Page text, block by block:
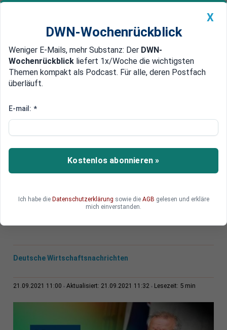
Newsticker MEIN DWN: Geldanlage Premium
Edelmetalle DWN-Magazin China
USA gegen China: Australien hat
nun einen hohen Preis
Australien hat sich früh dem amerikanischen
Handelskrieg gegen China angeschlossen. Nun
China abgewandert - und zwar zu den
Konkurrenten nach Amerika.
Deutsche Wirtschaftsnachrichten
21.09.2021 11:00 Aktualisiert: 21.09.2021 11:32 Lesezeit: 5 min
X
DWN-Wochenrückblick
Weniger E-Mails, mehr Substanz: Der DWN-
Wochenrückblick liefert 1x/Woche die wichtigsten
Themen kompakt als Podcast. Für alle, deren Postfach
überläuft.
E-mail: *
Kostenlos abonnieren »
Ich habe die Datenschutzerklärung sowie die AGB gelesen und erkläre
mich einverstanden.